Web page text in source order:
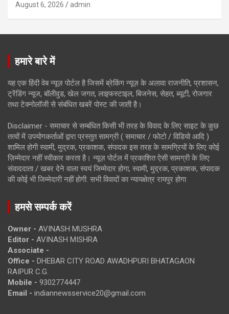
August 6, 2026 admin
हमारे बारे में
यह एक हिंदी वेब न्यूज़ पोर्टल है जिसमें ब्रेकिंग न्यूज़ के अलावा राजनीति, प्रशासन,
ट्रेंडिंग न्यूज, बॉलीवुड, खेल जगत, लाइफस्टाइल, बिजनेस, सेहत, ब्यूटी, रोजगार
तथा टेक्नोलॉजी से संबंधित खबरें पोस्ट की जाती है।
Disclaimer - समाचार से सम्बंधित किसी भी तरह के विवाद के लिए साइट के कुछ
तत्वों में उपयोगकर्ताओं द्वारा प्रस्तुत सामग्री ( समाचार / फोटो / विडियो आदि )
शामिल होगी स्वामी, मुद्रक, प्रकाशक, संपादक इस तरह के सामग्रियों के लिए कोई
ज़िम्मेदार नहीं स्वीकार करता है। न्यूज़ पोर्टल में प्रकाशित ऐसी सामग्री के लिए
संवाददाता / खबर देने वाला स्वयं जिम्मेदार होगा, स्वामी, मुद्रक, प्रकाशक, संपादक
की कोई भी जिम्मेदारी नहीं होगी. सभी विवादों का न्यायक्षेत्र रायपुर होगा
हमसे सम्पर्क करें
Owner - AVINASH MUSHRA
Editor - AVINASH MISHRA
Associate -
Office - DHEBAR CITY ROAD AWADHPURI BHATAGAON
RAIPUR C.G.
Mobile - 9302774447
Email - indiannewsservice20@gmail.com